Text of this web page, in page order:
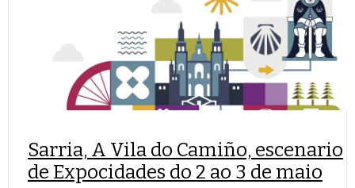
Sarria, A Vila do Camiño, escenario
de Expocidades do 2 ao 3 de maio